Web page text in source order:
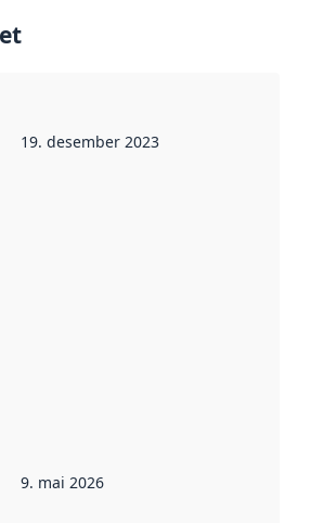
vart
19. desember 2023
9. mai 2026